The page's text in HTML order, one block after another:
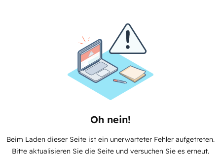
Oh nein!
Beim Laden dieser Seite ist ein unerwarteter Fehler aufgetreten.
Bitte aktualisieren Sie die Seite und versuchen Sie es erneut.